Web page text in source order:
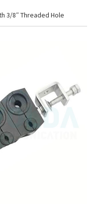
3/8″ Threaded Hole